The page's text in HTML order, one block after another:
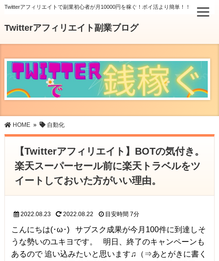
Twitterアフィリエイトで副業初心者が月10000円を稼ぐ！ポイ活より簡単！！
Twitterアフィリエイト副業ブログ
HOME» 自動化
【Twitterアフィリエイト】BOTの気付き。
楽天スーパーセール前に楽天トラベルをツ
イートしておいた方がいい理由。
2022.08.23 2022.08.22 目安時間 7分
こんにちは(･ω･) サブスク成果が今月100件に到達しそ
うな勢いのユキヨです。 明日、終了のキャンペーンも
あるので 追い込みたいと思います♫（⇒あとがきに書く